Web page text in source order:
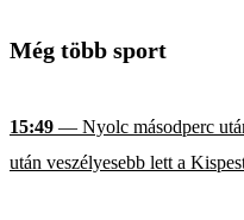
Még több sport
15:49 — Nyolc másodperc
után veszélyesebb lett a